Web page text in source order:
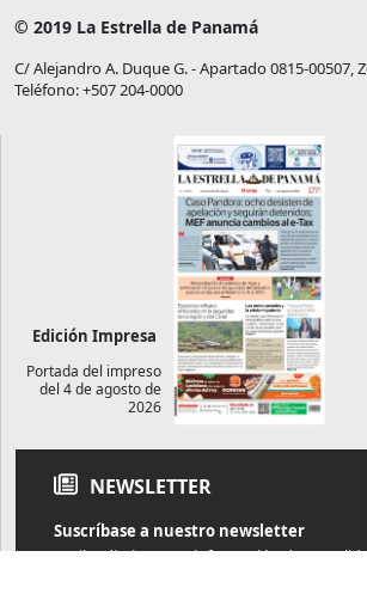
© 2019 La Estrella de Panamá
C/ Alejandro A. Duque G. - Apartado 0815-00507,
Teléfono: +507 204-0000
Edición Impresa
Portada del impreso
del 4 de agosto de
2026
NEWSLETTER
Suscríbase a nuestro newsletter
Reciba diariamente información de